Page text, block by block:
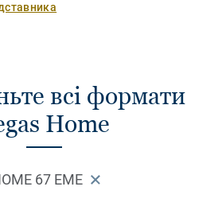
всі формати
Home
67 EME